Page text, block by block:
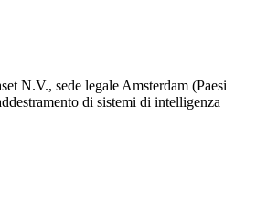
N.V., sede legale Amsterdam (Paesi
di sistemi di intelligenza